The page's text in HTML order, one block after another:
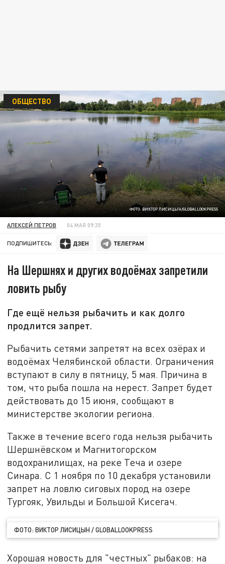
ФОТО: ВИКТОР ЛИСИЦЫН/GLOBALLOOKPRESS
ОБЩЕСТВО
АЛЕКСЕЙ ПЕТРОВ 04 МАЯ 09:35
ПОДПИШИТЕСЬ:
На Шершнях и других водоёмах запретили
ловить рыбу
Где ещё нельзя рыбачить и как долго
продлится запрет.
Рыбачить сетями запретят на всех озёрах и
водоёмах Челябинской области. Ограничения
вступают в силу в пятницу, 5 мая. Причина в
том, что рыба пошла на нерест. Запрет будет
действовать до 15 июня, сообщают в
министерстве экологии региона.
Также в течение всего года нельзя рыбачить
Шершнёвском и Магнитогорском
водохранилищах, на реке Теча и озере
Синара. С 1 ноября по 10 декабря установили
запрет на ловлю сиговых пород на озере
Тургояк, Увильды и Большой Кисегач.
ФОТО: ВИКТОР ЛИСИЦЫН / GLOBALLOOKPRESS
Хорошая новость для "честных" рыбаков: на